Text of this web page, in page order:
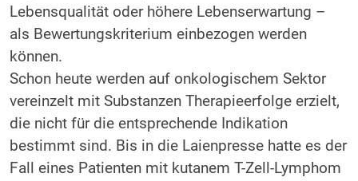
Lebensqualität oder höhere Lebenserwartung –
als Bewertungskriterium einbezogen werden
können.
Schon heute werden auf onkologischem Sektor
vereinzelt mit Substanzen Therapieerfolge erzielt,
die nicht für die entsprechende Indikation
bestimmt sind. Bis in die Laienpresse hatte es der
Fall eines Patienten mit kutanem T-Zell-Lymphom